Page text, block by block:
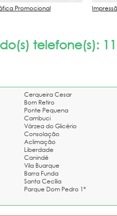
Promocional
telefone(s): 11
Cerqueira Cesar
Bom Retiro
Ponte Pequena
Cambuci
Várzea do Glicério
Consolação
Aclimação
Liberdade
Canindé
Vila Buarque
Barra Funda
Santa Cecília
Parque Dom Pedro 1º